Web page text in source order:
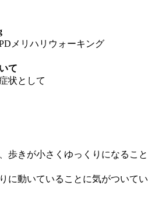
メリハリウォーキング
て
状として
歩きが小さくゆっくりになること
に動いていることに気がついてい